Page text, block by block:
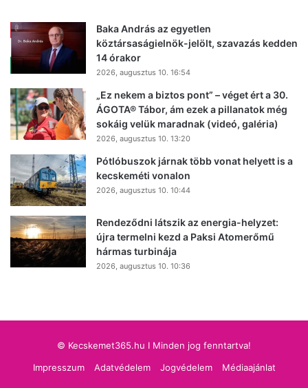
Baka András az egyetlen
köztársaságielnök-jelölt, szavazás kedden
14 órakor
2026, augusztus 10. 16:54
„Ez nekem a biztos pont” – véget ért a 30.
ÁGOTA® Tábor, ám ezek a pillanatok még
sokáig velük maradnak (videó, galéria)
2026, augusztus 10. 13:20
Pótlóbuszok járnak több vonat helyett is a
kecskeméti vonalon
2026, augusztus 10. 10:44
Rendeződni látszik az energia-helyzet:
újra termelni kezd a Paksi Atomerőmű
hármas turbinája
2026, augusztus 10. 10:36
© Kecskemet365.hu I Minden jog fenntartva!
Impresszum
Adatvédelem Jogvédelem Médiaajánlat